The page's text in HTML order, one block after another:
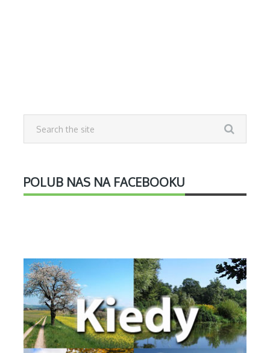
POLUB NAS NA FACEBOOKU